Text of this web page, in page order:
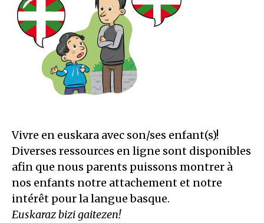
Vivre en euskara avec son/ses enfant(s)!
Diverses ressources en ligne sont disponibles
afin que nous parents puissons montrer à
nos enfants notre attachement et notre
intérêt pour la langue basque.
Euskaraz bizi gaitezen!